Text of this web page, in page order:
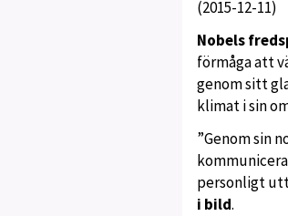
(2015-12-11)
Nobels
förmåga att
genom sitt
klimat i sin
”Genom sin
personligt
i bild.